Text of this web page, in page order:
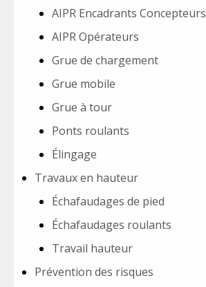
AIPR Encadrants Concepteurs
AIPR Opérateurs
Grue de chargement
Grue mobile
Grue à tour
Ponts roulants
Élingage
Travaux en hauteur
Échafaudages de pied
Échafaudages roulants
Travail hauteur
Prévention des risques